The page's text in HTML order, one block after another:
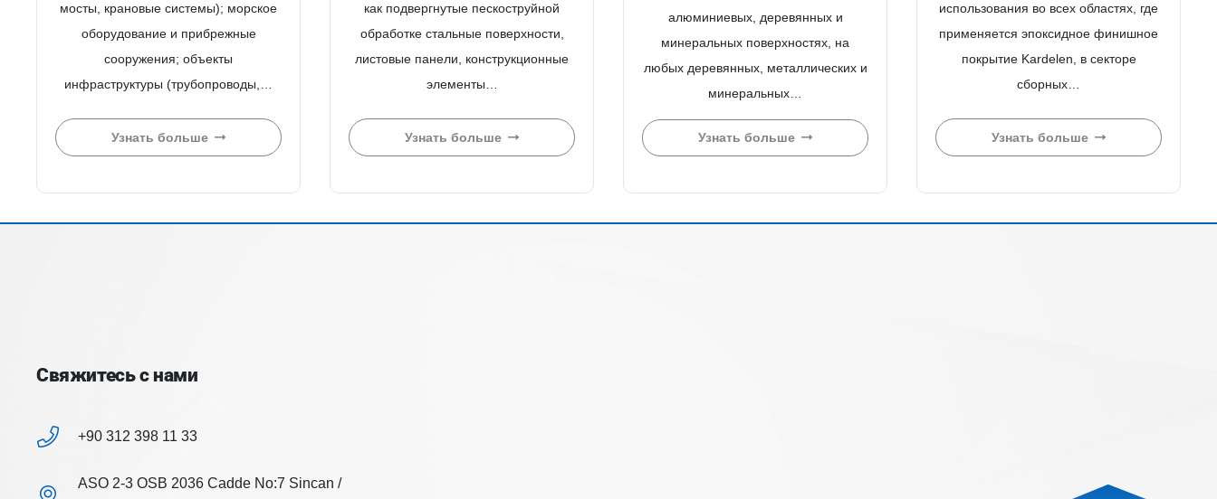
мосты, крановые системы); морское
оборудование и прибрежные
сооружения; объекты
инфраструктуры (трубопроводы,…
Узнать больше
как подвергнутые пескоструйной
обработке стальные поверхности,
листовые панели, конструкционные
элементы…
Узнать больше
алюминиевых, деревянных и
минеральных поверхностях, на
любых деревянных, металлических и
минеральных…
Узнать больше
использования во всех областях, где
применяется эпоксидное финишное
покрытие Kardelen, в секторе
сборных…
Узнать больше
Свяжитесь с нами
+90 312 398 11 33
ASO 2-3 OSB 2036 Cadde No:7 Sincan /